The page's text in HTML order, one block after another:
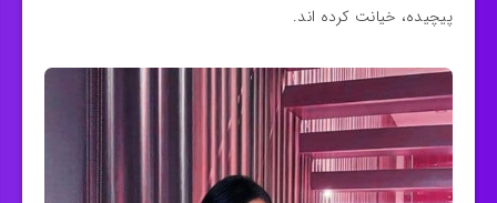
پیچیده، خیانت کرده‌ اند.